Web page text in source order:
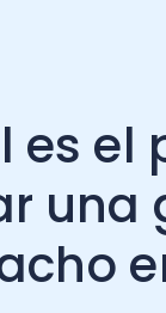
es el
una